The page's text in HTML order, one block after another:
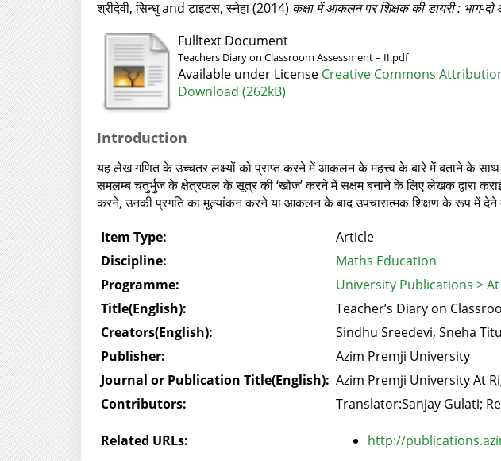
श्रीदेवी, सिन्धुandटाइटस, स्नेहा(2014) कक्षा में आकलन पर शिक्षक की डायरी : भाग-दो
Fulltext Document
Teachers Diary on Classroom Assessment – II.pdf
Available under License Creative Commons
Download (262kB)
Introduction
यह लेख गणित के उच्चतर लक्ष्यों को प्राप्त करने में आकलन के महत्त्व के बारे में बताने के
समलम्ब चतुर्भुज के क्षेत्रफल के सूत्र की ‘खोज’ करने में सक्षम बनाने के लिए लेखक द्वारा कराई
करने, उनकी प्रगति का मूल्यांकन करने या आकलन के बाद उपचारात्मक शिक्षण के रूप में देने
Item Type:
Article
Discipline:
Maths Education
Programme:
University Publications >
Title(English):
Teacher’s Diary on
Creators(English):
Sindhu Sreedevi, Sneha
Publisher:
Azim Premji University
Journal or Publication Title(English): Azim Premji University At
Contributors:
Translator:Sanjay Gulati;
Related URLs: http://